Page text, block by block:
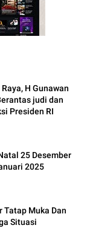
H Gunawan
Presiden RI
25 Desember
2025
Tatap Muka Dan
Situasi